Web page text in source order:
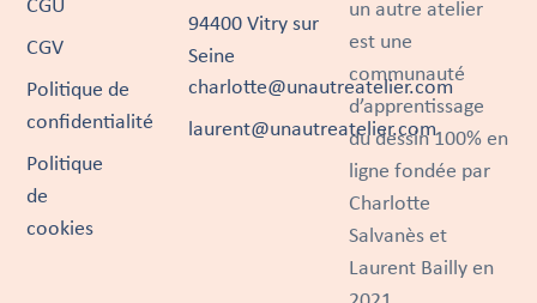
un autre atelier
est une
communauté
d’apprentissage
du dessin 100% en
ligne fondée par
Charlotte
Salvanès et
Laurent Bailly en
CGU
CGV
Politique de
confidentialité
Politique
de
cookies
94400 Vitry sur
Seine
charlotte@unautreatelier.com
laurent@unautreatelier.com